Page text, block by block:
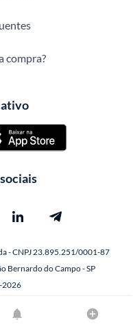
compra?
- CNPJ 23.895.251/0001-87
Bernardo do Campo - SP
2026